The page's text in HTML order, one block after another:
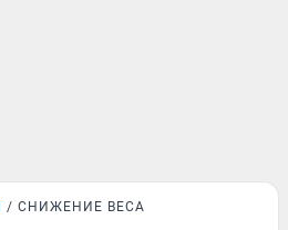
СНИЖЕНИЕ ВЕСА